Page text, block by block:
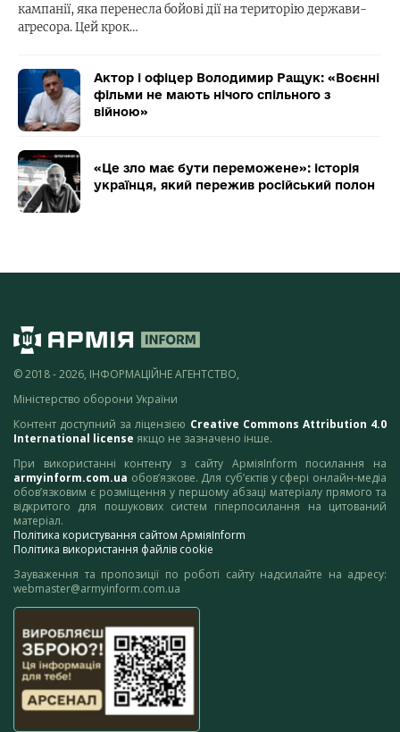
кампанії, яка перенесла бойові дії на територію держави-
агресора. Цей крок…
Актор і офіцер Володимир Ращук: «Воєнні
фільми не мають нічого спільного з
війною»
«Це зло має бути переможене»: історія
українця, який пережив російський полон
© 2018 - 2026, ІНФОРМАЦІЙНЕ АГЕНТСТВО,
Міністерство оборони України
Контент доступний за ліцензією Creative Commons Attribution 4.0
International license якщо не зазначено інше.
При використанні контенту з сайту АрміяInform посилання на
armyinform.com.ua обов’язкове. Для суб’єктів у сфері онлайн-медіа
обов’язковим є розміщення у першому абзаці матеріалу прямого та
відкритого для пошукових систем гіперпосилання на цитований
матеріал.
Політика користування сайтом АрміяInform
Політика використання файлів cookie
Зауваження та пропозиції по роботі сайту надсилайте на адресу:
webmaster@armyinform.com.ua